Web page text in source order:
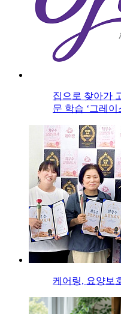
집으로 찾아가
문 학습 ‘그레이
케어링, 요양보